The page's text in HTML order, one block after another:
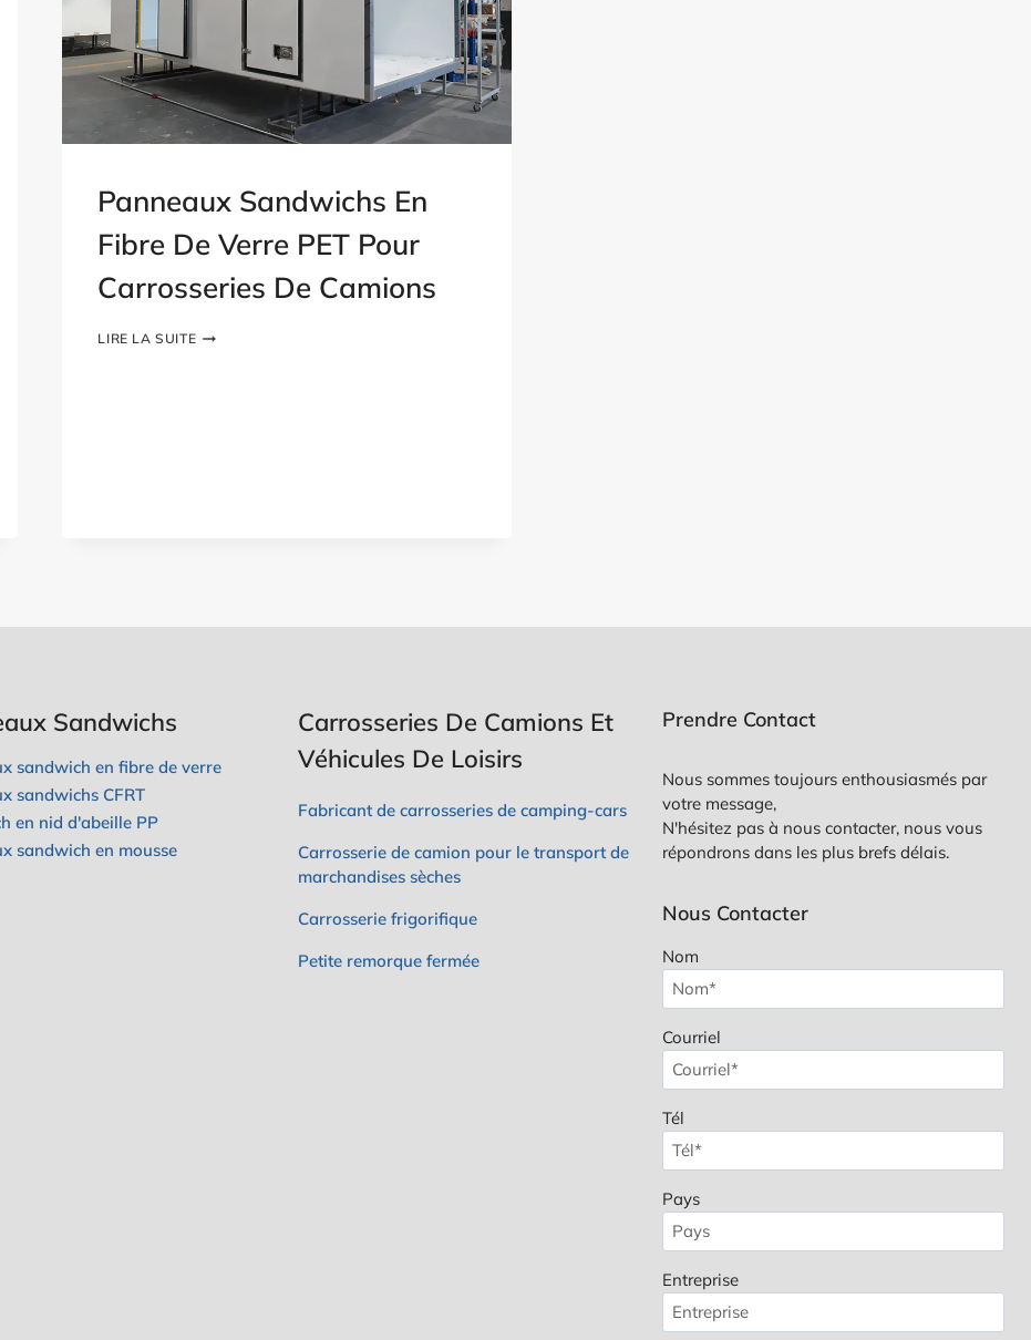
Panneaux Sandwichs En
Fibre De Verre PET Pour
Carrosseries De Camions
LIRE LA SUITEPANNEAUX
Sandwichs
sandwich en fibre de verre
sandwichs CFRT
en nid d'abeille PP
sandwich en mousse
Carrosseries De Camions Et
Véhicules De Loisirs
Fabricant de carrosseries de camping-cars
Carrosserie de camion pour le transport de
marchandises sèches
Carrosserie frigorifique
Petite remorque fermée
Prendre Contact
Nous sommes toujours enthousiasmés par
votre message,
N'hésitez pas à nous contacter, nous vous
répondrons dans les plus brefs délais.
Nous Contacter
Nom
Courriel
Tél
Pays
Entreprise